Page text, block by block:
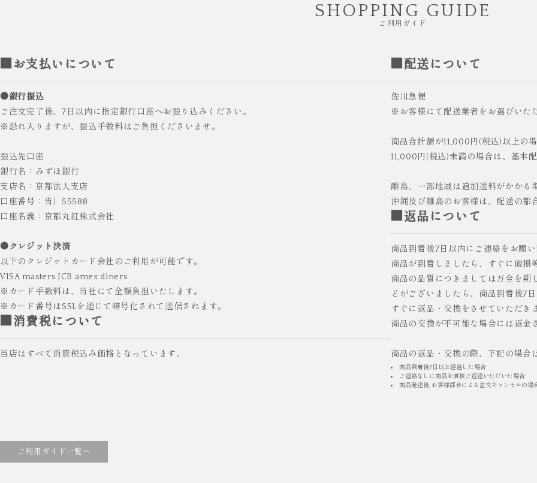
SHOPPING GUIDE
ご利用ガイド
■お支払いについて
●銀行振込
ご注文完了後、7日以内に指定銀行口座へお振り込みください。
※恐れ入りますが、振込手数料はご負担くださいませ。
振込先口座
銀行名：みずほ銀行
支店名：京都法人支店
口座番号：当）55588
口座名義：京都丸紅株式会社
●クレジット決済
以下のクレジットカード会社のご利用が可能です。
VISA masters JCB amex diners
※カード手数料は、当社にて全額負担いたします。
※カード番号はSSLを通じて暗号化されて送信されます。
■消費税について
当店はすべて消費税込み価格となっています。
■配送について
佐川急便
※お客様にて配送業者をお選びいた
商品合計額が11,000円(税込)以上の
11,000円(税込)未満の場合は、基本
離島、一部地域は追加送料がかかる
沖縄及び離島のお客様は、配送の都
■返品について
商品到着後7日以内にご連絡をお願い
商品が到着しましたら、すぐに破損
商品の品質につきましては万全を期
どがございましたら、商品到着後7
すぐに返品・交換をさせていただき
商品の交換が不可能な場合には返金
商品の返品・交換の際、下記の場合
商品到着後7日以上経過した場合
ご連絡なしに商品を直接ご返送いただいた場合
商品発送後, お客様都合による注文キャンセルの場
ご利用ガイド一覧へ